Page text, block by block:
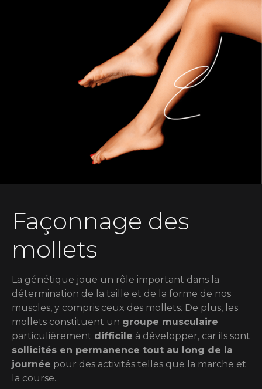
Façonnage des
mollets
La génétique joue un rôle important dans la
détermination de la taille et de la forme de nos
muscles, y compris ceux des mollets. De plus, les
mollets constituent un groupe musculaire
particulièrement difficile à développer, car ils sont
sollicités en permanence tout au long de la
journée pour des activités telles que la marche et
la course.